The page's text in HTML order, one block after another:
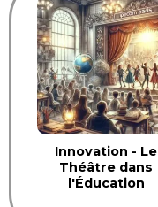
Innovation - Le
Théâtre dans
l'Éducation